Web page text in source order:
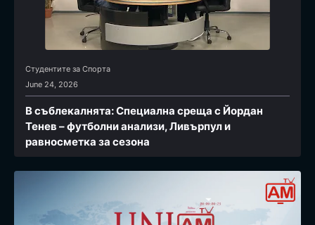
Студентите за Спортa
June 24, 2026
В съблекалнята: Специална среща с Йордан
Тенев – футболни анализи, Ливърпул и
равносметка за сезона